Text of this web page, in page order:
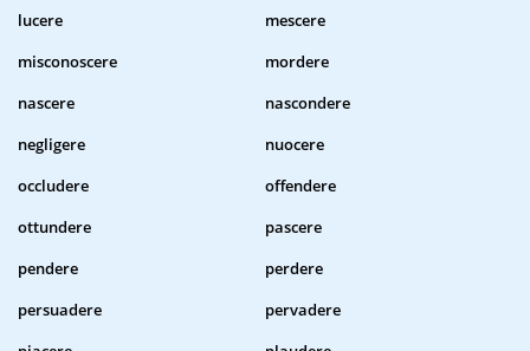
lucere
mescere
misconoscere
mordere
nascere
nascondere
negligere
nuocere
occludere
offendere
ottundere
pascere
pendere
perdere
persuadere
pervadere